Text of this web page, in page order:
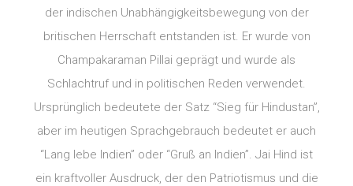
der indischen Unabhängigkeitsbewegung von der
britischen Herrschaft entstanden ist. Er wurde von
Champakaraman Pillai geprägt und wurde als
Schlachtruf und in politischen Reden verwendet.
Ursprünglich bedeutete der Satz “Sieg für Hindustan”,
aber im heutigen Sprachgebrauch bedeutet er auch
“Lang lebe Indien” oder “Gruß an Indien”. Jai Hind ist
ein kraftvoller Ausdruck, der den Patriotismus und die